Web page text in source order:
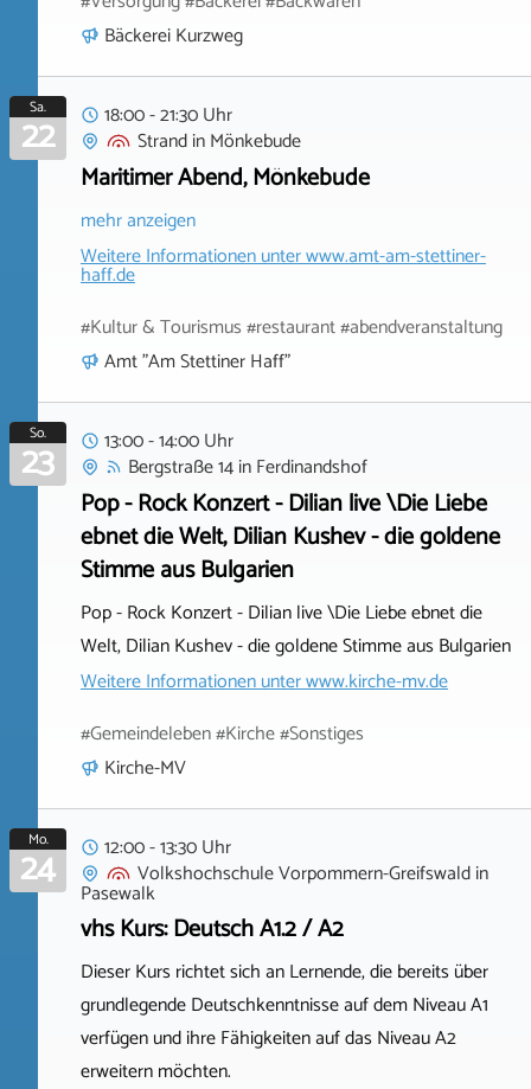
Bäckerei Kurzweg
Sa.
22
18:00 - 21:30 Uhr
StrandinMönkebude
Maritimer Abend, Mönkebude
mehr anzeigen
Weitere Informationen unterwww.amt-am-stettiner-
haff.de
#Kultur & Tourismus #restaurant #abendveranstaltung
Amt "Am Stettiner Haff"
So.
23
13:00 - 14:00 Uhr
Bergstraße 14inFerdinandshof
Pop - Rock Konzert - Dilian live \Die Liebe
ebnet die Welt, Dilian Kushev - die goldene
Stimme aus Bulgarien
Pop - Rock Konzert - Dilian live \Die Liebe ebnet die
Welt, Dilian Kushev - die goldene Stimme aus Bulgarien
Weitere Informationen unterwww.kirche-mv.de
#Gemeindeleben #Kirche #Sonstiges
Kirche-MV
Mo.
24
12:00 - 13:30 Uhr
Volkshochschule Vorpommern-Greifswaldin
Pasewalk
vhs Kurs: Deutsch A1.2 / A2
Dieser Kurs richtet sich an Lernende, die bereits über
grundlegende Deutschkenntnisse auf dem Niveau A1
verfügen und ihre Fähigkeiten auf das Niveau A2
erweitern möchten.